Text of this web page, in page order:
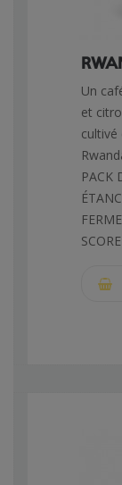
Un
et
cultivé
PACK